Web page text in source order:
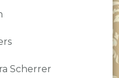
Scherrer